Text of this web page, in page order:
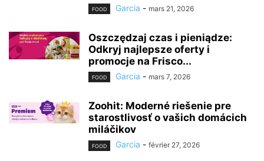
FOOD Garcia - mars 21, 2026
Oszczędzaj czas i pieniądze:
Odkryj najlepsze oferty i
promocje na Frisco...
FOOD Garcia - mars 7, 2026
Zoohit: Moderné riešenie pre
starostlivosť o vašich domácich
miláčikov
FOOD Garcia - février 27, 2026